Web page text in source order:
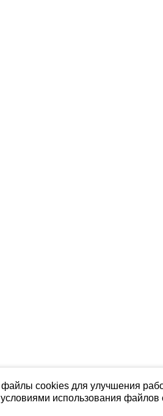
cookies для улучшения
условиями использования файлов